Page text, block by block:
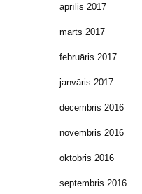
aprīlis 2017
marts 2017
februāris 2017
janvāris 2017
decembris 2016
novembris 2016
oktobris 2016
septembris 2016